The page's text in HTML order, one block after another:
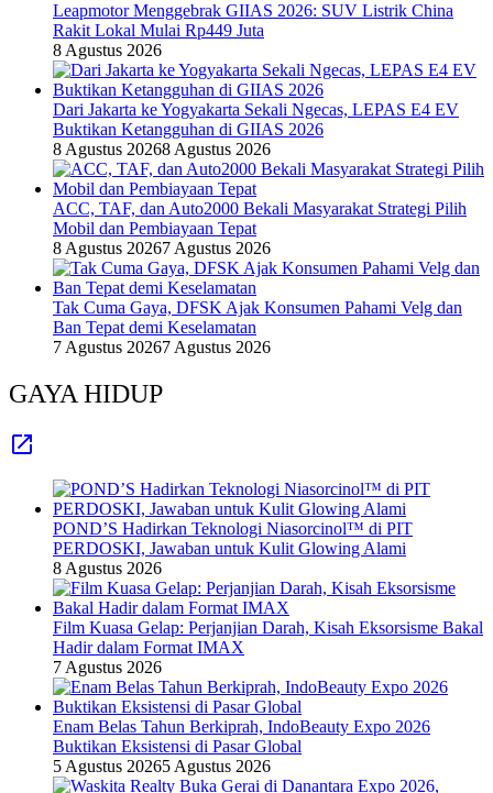
Leapmotor Menggebrak GIIAS 2026: SUV Listrik China
Rakit Lokal Mulai Rp449 Juta
8 Agustus 2026
Dari Jakarta ke Yogyakarta Sekali Ngecas, LEPAS E4 EV
Buktikan Ketangguhan di GIIAS 2026
8 Agustus 20268 Agustus 2026
ACC, TAF, dan Auto2000 Bekali Masyarakat Strategi Pilih
Mobil dan Pembiayaan Tepat
8 Agustus 20267 Agustus 2026
Tak Cuma Gaya, DFSK Ajak Konsumen Pahami Velg dan
Ban Tepat demi Keselamatan
7 Agustus 20267 Agustus 2026
GAYA HIDUP
POND’S Hadirkan Teknologi Niasorcinol™ di PIT
PERDOSKI, Jawaban untuk Kulit Glowing Alami
8 Agustus 2026
Film Kuasa Gelap: Perjanjian Darah, Kisah Eksorsisme Bakal
Hadir dalam Format IMAX
7 Agustus 2026
Enam Belas Tahun Berkiprah, IndoBeauty Expo 2026
Buktikan Eksistensi di Pasar Global
5 Agustus 20265 Agustus 2026